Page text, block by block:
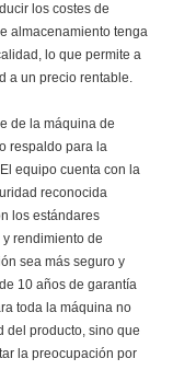
los costes de
almacenamiento tenga
lo que permite a
a un precio rentable.
de la máquina de
respaldo para la
equipo cuenta con la
reconocida
los estándares
rendimiento de
sea más seguro y
10 años de garantía
toda la máquina no
del producto, sino que
la preocupación por